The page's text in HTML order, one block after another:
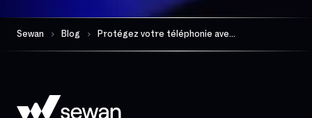
Sewan Blog Protégez votre téléphonie avec les solutions Sewan